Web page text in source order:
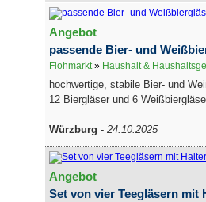
Angebot
passende Bier- und
Flohmarkt» Haushalt &
hochwertige, stabile Bier- und
12 Biergläser und 6
Würzburg - 24.10.2025
Angebot
Set von vier Teegläsern mit